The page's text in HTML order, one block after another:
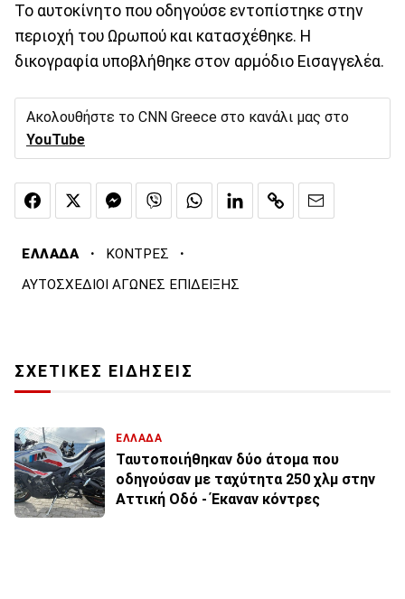
Το αυτοκίνητο που οδηγούσε εντοπίστηκε στην
περιοχή του Ωρωπού και κατασχέθηκε. Η
δικογραφία υποβλήθηκε στον αρμόδιο Εισαγγελέα.
Ακολουθήστε το CNN Greece στο κανάλι μας στο
YouTube
ΕΛΛΑΔΑ · ΚΟΝΤΡΕΣ ·
ΑΥΤΟΣΧΕΔΙΟΙ ΑΓΩΝΕΣ ΕΠΙΔΕΙΞΗΣ
ΣΧΕΤΙΚΕΣ ΕΙΔΗΣΕΙΣ
ΕΛΛΑΔΑ
Ταυτοποιήθηκαν δύο άτομα που
οδηγούσαν με ταχύτητα 250 χλμ στην
Αττική Οδό - Έκαναν κόντρες